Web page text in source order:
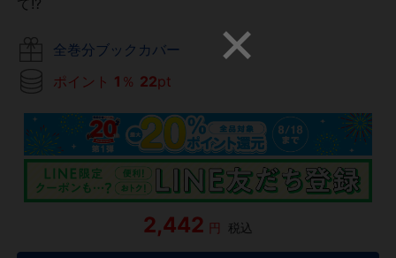
全巻分ブックカバー
ポイント 1 ％ 22pt
2,442 円 税込